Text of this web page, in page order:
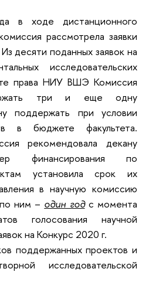
в ходе дистанционного
рассмотрела заявки
десяти поданных заявок на
исследовательских
права НИУ ВШЭ Комиссия
три и еще одну
поддержать при условии
в бюджете факультета.
рекомендовала декану
финансирования по
установила срок их
в научную комиссию
ним – один годс момента
голосования научной
на Конкурс 2020 г.
поддержанных проектов и
исследовательской